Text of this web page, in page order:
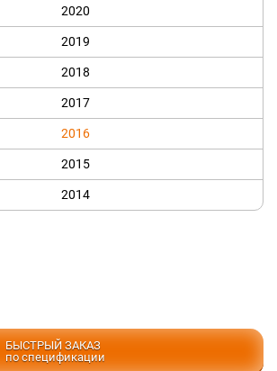
2020
2019
2018
2017
2016
2015
2014
БЫСТРЫЙ ЗАКАЗ
по спецификации